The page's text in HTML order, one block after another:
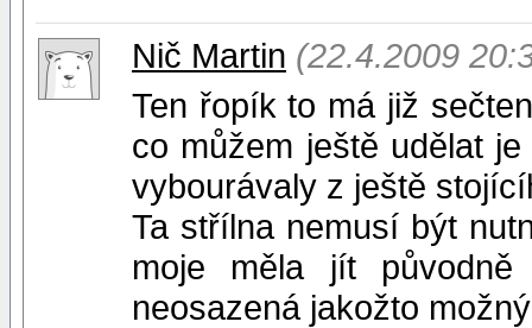
Nič Martin (22.4.2009
Ten řopík to má již
co můžem ještě udělat
vybourávaly z ještě
Ta střílna nemusí být
moje měla jít
neosazená jakožto